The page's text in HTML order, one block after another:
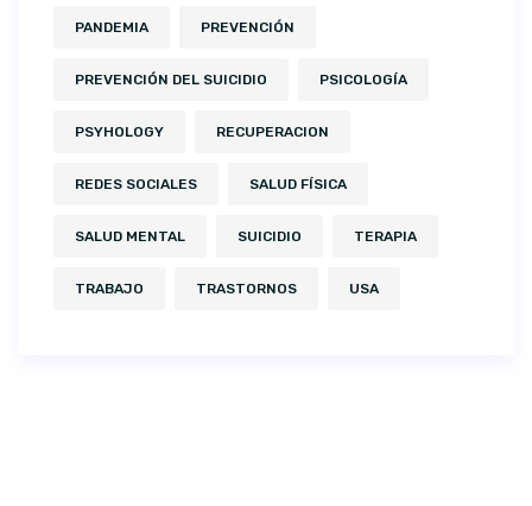
PANDEMIA PREVENCIÓN
PREVENCIÓN DEL SUICIDIO PSICOLOGÍA
PSYHOLOGY RECUPERACION
REDES SOCIALES SALUD FÍSICA
SALUD MENTAL SUICIDIO TERAPIA
TRABAJO TRASTORNOS USA